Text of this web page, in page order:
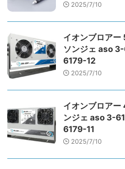
2025/7/10
イオンブロア
ソンジェ aso
6179-12
2025/7/10
イオンブロア
ンジェ aso 3-
6179-11
2025/7/10